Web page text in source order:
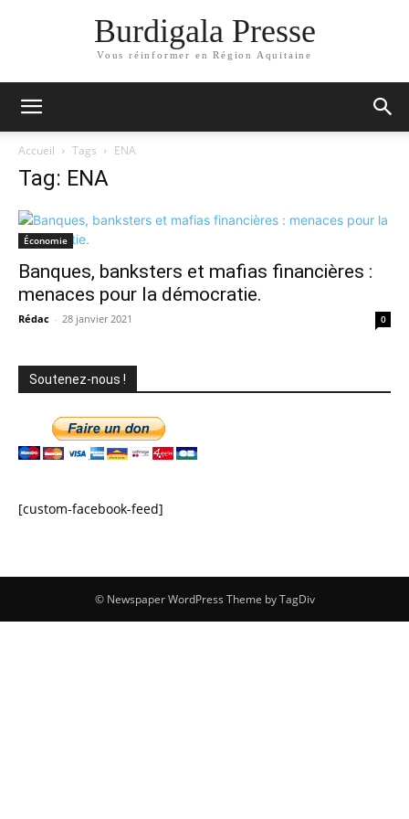
Burdigala Presse
Vous réinformer en Région Aquitaine
Accueil Tags ENA
Tag: ENA
Économie
Banques, banksters et mafias financières :
menaces pour la démocratie.
Rédac - 28 janvier 2021 0
Soutenez-nous !
[custom-facebook-feed]
© Newspaper WordPress Theme by TagDiv